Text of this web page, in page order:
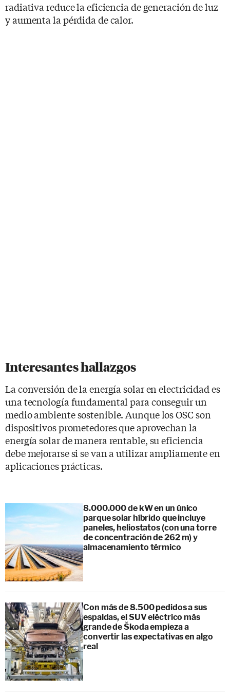
radiativa reduce la eficiencia de generación de luz
y aumenta la pérdida de calor.
Interesantes hallazgos
La conversión de la energía solar en electricidad es
una tecnología fundamental para conseguir un
medio ambiente sostenible. Aunque los OSC son
dispositivos prometedores que aprovechan la
energía solar de manera rentable, su eficiencia
debe mejorarse si se van a utilizar ampliamente en
aplicaciones prácticas.
8.000.000 de kW en un único
parque solar híbrido que incluye
paneles, heliostatos (con una torre
de concentración de 262 m) y
almacenamiento térmico
Con más de 8.500 pedidos a sus
espaldas, el SUV eléctrico más
grande de Škoda empieza a
convertir las expectativas en algo
real